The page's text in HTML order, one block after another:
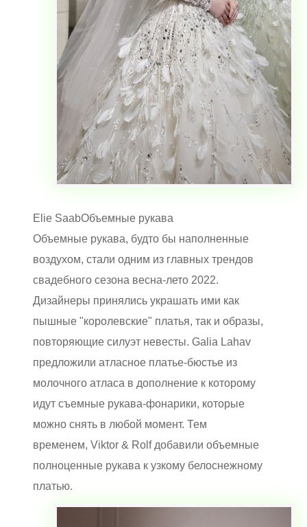
Elie SaabОбъемные рукава
Объемные рукава, будто бы наполненные
воздухом, стали одним из главных трендов
свадебного сезона весна-лето 2022.
Дизайнеры принялись украшать ими как
пышные "королевские" платья, так и образы,
повторяющие силуэт невесты. Galia Lahav
предложили атласное платье-бюстье из
молочного атласа в дополнение к которому
идут съемные рукава-фонарики, которые
можно снять в любой момент. Тем
временем, Viktor & Rolf добавили объемные
полноценные рукава к узкому белоснежному
платью.